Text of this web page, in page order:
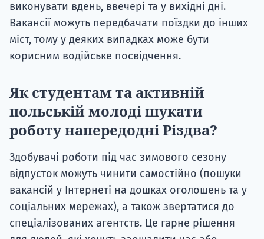
виконувати вдень, ввечері та у вихідні дні.
Вакансії можуть передбачати поїздки до інших
міст, тому у деяких випадках може бути
корисним водійське посвідчення.
Як студентам та активній
польській молоді шукати
роботу напередодні Різдва?
Здобувачі роботи під час зимового сезону
відпусток можуть чинити самостійно (пошуки
вакансій у Інтернеті на дошках оголошень та у
соціальних мережах), а також звертатися до
спеціалізованих агентств. Це гарне рішення